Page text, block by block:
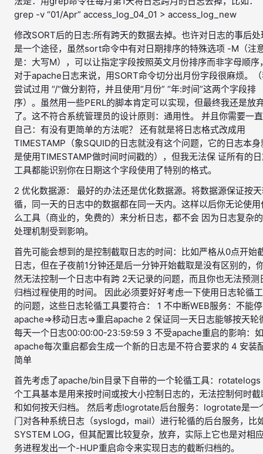
grep -v “01/Apr” access_log_04_01 > access_log_new
修改SORT后的日志:所有跨天的数据去掉。也许对日志的事后处
是一个途径，虽然sort命令中有对日期排序的特殊选项 -M（注
是：大写M），可以让指定字段按照英文月份排序而非字母顺序
对于apache日志来说，用SORT命令切分出月份字段很麻烦。
尝试过用 “/“做分割符，并且使用“月份” “年:时间”这两个字段排
序）。虽然用一些PERL的脚本肯定可以实现，但最终我还是放
了。这不符合系统管理员的设计原则：通用性。 并且你需要一
自己：有没有更简单的方法呢？ 还有就是将日志格式改成用
TIMESTAMP（象SQUID的日志就没有这个问题，它的日志本身
是使用TIMESTAMP做时间时间戳的），但我无法保 证所有的
工具都能识别你在日期这个字段使用了特别的格式。
2 优化数据源： 最好的办法还是优化数据源。将数据源保证按
循，同一天的日志中的数据都在同一天内。这样以后你无论使用
么工具（商业的，免费的）来分析日志，都不会 因为日志复杂
处理机制受到影响。
首先可能会想到的是控制截取日志的时间：比如严格从0点开始
日志，但在子夜前1分钟还是后一分钟开始截取是没有区别的，
然无法控制一个日志中有跨 2天记录的问题，而且你也无法预测
归档过程使用的时间。 因此必须要好好考虑一下使用日志轮循
的问题，这些日志轮循工具要符合： 1 不中断WEB服务：不能停
apache=>移动日志=>重启apache 2 保证同一天日志能够按天轮
每天一个日志00:00:00-23:59:59 3 不受apache重启的影响：
apache每次重启都会生成一个新的日志是不符合要求的 4 安装
简单
首先考虑了apache/bin目录下自带的一个轮循工具：rotatelogs
个工具基本是用来按时间或按大小控制日志的，无法控制何时截
和如何按天归档。 然后考虑logrotate后台服务：logrotate是一
门对各种系统日志（syslogd，mail）进行轮循的后台服务，比
SYSTEM LOG，但其配置比较复杂，放弃，实际上它也是对相
务进程发出一个-HUP重启命令来实现日志的截断归档的。